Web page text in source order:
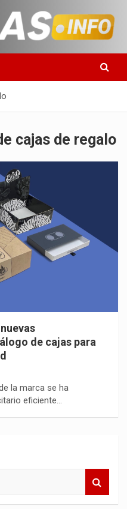
cajas de regalo
de cajas para
la marca se ha
eficiente…